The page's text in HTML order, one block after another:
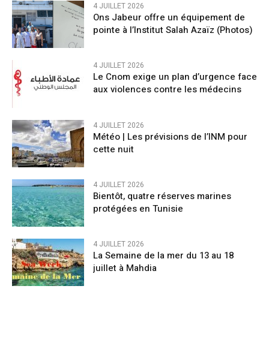
4 JUILLET 2026
Ons Jabeur offre un équipement de
pointe à l’Institut Salah Azaïz (Photos)
4 JUILLET 2026
Le Cnom exige un plan d’urgence face
aux violences contre les médecins
4 JUILLET 2026
Météo | Les prévisions de l’INM pour
cette nuit
4 JUILLET 2026
Bientôt, quatre réserves marines
protégées en Tunisie
4 JUILLET 2026
La Semaine de la mer du 13 au 18
juillet à Mahdia